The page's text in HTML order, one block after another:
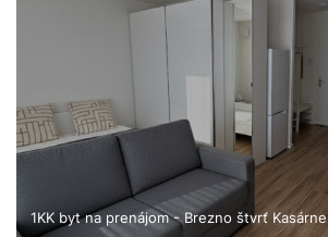
1KK byt na prenájom - Brezno štvrť Kasárne